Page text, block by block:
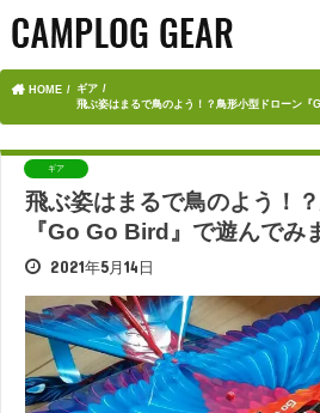
HOME
ギア
飛ぶ姿はまるで鳥のよう！？鳥形小型ドローン
ギア
飛ぶ姿はまるで鳥のよう！
『Go Go Bird』で遊んでみ
2021年5月14日